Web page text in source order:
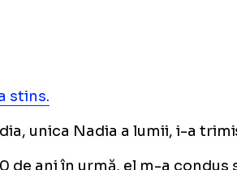
stins.
unica Nadia a lumii, i-a
de ani în urmă, el m-a